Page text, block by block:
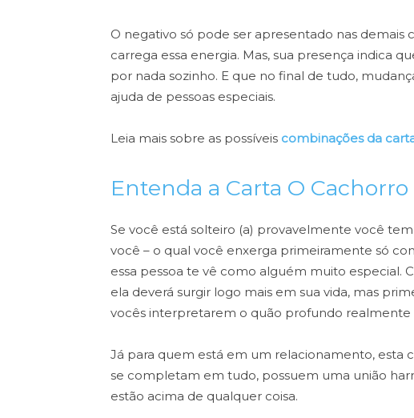
O negativo só pode ser apresentado nas demais
carrega essa energia. Mas, sua presença indica
por nada sozinho. E que no final de tudo,
ajuda de pessoas especiais.
Leia mais sobre as possíveis combinações da
Entenda a Carta O
Se você está solteiro (a) provavelmente você
você – o qual você enxerga primeiramente só
essa pessoa te vê como alguém muito especial.
ela deverá surgir logo mais em sua vida, mas
vocês interpretarem o quão profundo realmente
Já para quem está em um relacionamento, esta
se completam em tudo, possuem uma união
estão acima de qualquer coisa.